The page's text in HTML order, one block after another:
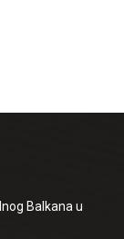
Balkana u